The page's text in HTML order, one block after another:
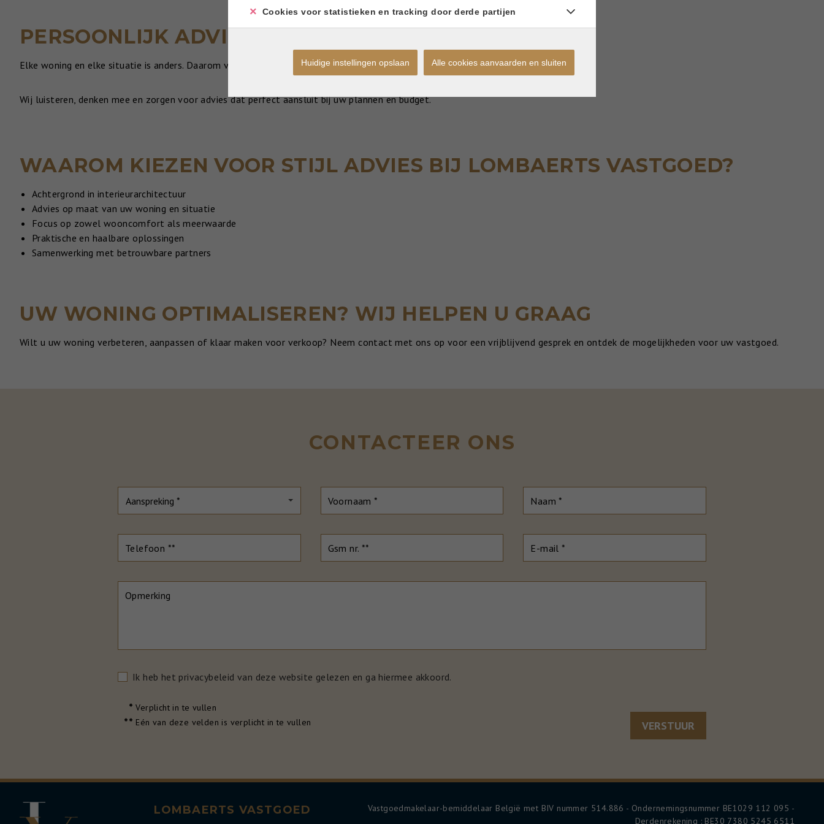
PERSOONLIJK ADVIES OP MAAT
Elke woning en elke situatie is anders. Daarom vertrekken wij steeds vanuit uw wensen en verwachtingen.
Wij luisteren, denken mee en zorgen voor advies dat perfect aansluit bij uw plannen en budget.
WAAROM KIEZEN VOOR STIJL ADVIES BIJ LOMBAERTS VASTGOED?
Achtergrond in interieurarchitectuur
Advies op maat van uw woning en situatie
Focus op zowel wooncomfort als meerwaarde
Praktische en haalbare oplossingen
Samenwerking met betrouwbare partners
UW WONING OPTIMALISEREN? WIJ HELPEN U GRAAG
Wilt u uw woning verbeteren, aanpassen of klaar maken voor verkoop? Neem contact met ons op voor een vrijblijvend gesprek en ontdek de mogelijkheden voor uw vastgoed.
CONTACTEER ONS
Aanspreking * Voornaam * Naam *
Telefoon ** Gsm nr. ** E-mail *
Opmerking
Ik heb het privacybeleid van deze website gelezen en ga hiermee akkoord.
* Verplicht in te vullen
** Eén van deze velden is verplicht in te vullen VERSTUUR
LOMBAERTS VASTGOED
Vastgoedmakelaar-bemiddelaar België met BIV nummer 514.886 - Ondernemingsnummer BE1029 112 095 -
Derdenrekening : BE30 7380 5245 6511
Cookies voor statistieken en tracking door derde partijen
Huidige instellingen opslaan Alle cookies aanvaarden en sluiten